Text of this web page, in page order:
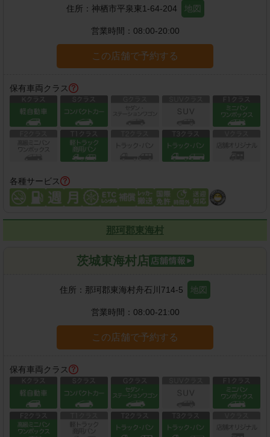
住所： 神栖市平泉東1-64-204 地図
営業時間： 08:00-20:00
この店舗で予約する
保有車両クラス
各種サービス
那珂郡東海村
茨城東海村店
住所： 那珂郡東海村舟石川714-5 地図
営業時間： 08:00-21:00
この店舗で予約する
保有車両クラス